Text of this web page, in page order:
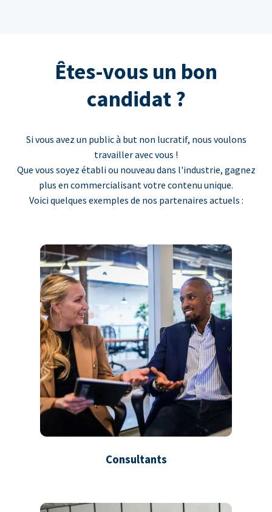
Êtes-vous un bon
candidat ?
Si vous avez un public à but non lucratif, nous voulons
travailler avec vous !
Que vous soyez établi ou nouveau dans l'industrie, gagnez
plus en commercialisant votre contenu unique.
Voici quelques exemples de nos partenaires actuels :
Consultants